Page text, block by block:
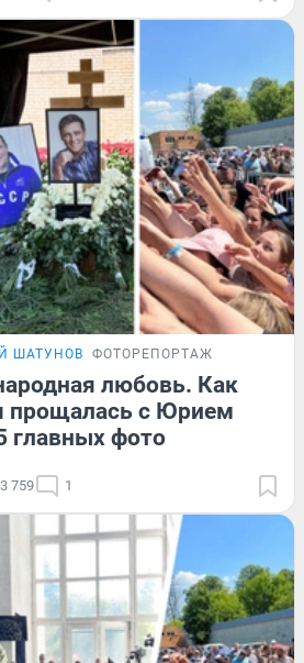
ШАТУНОВ ФОТОРЕПОРТАЖ
любовь. Как
прощалась с Юрием
фото
3 759 1